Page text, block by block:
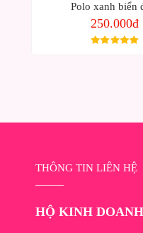
Polo xanh biển
250.000đ
THÔNG TIN LIÊN HỆ
HỘ KINH